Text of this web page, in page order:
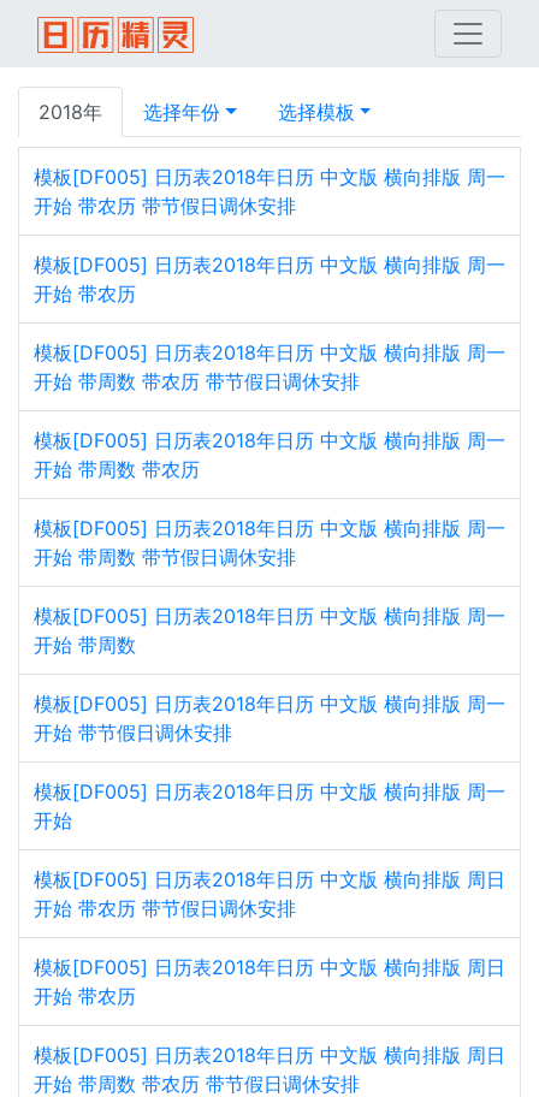
2018年 选择年份 选择模板
模板[DF005] 日历表2018年日历 中文版 横向排版 周一
开始 带农历 带节假日调休安排
模板[DF005] 日历表2018年日历 中文版 横向排版 周一
开始 带农历
模板[DF005] 日历表2018年日历 中文版 横向排版 周一
开始 带周数 带农历 带节假日调休安排
模板[DF005] 日历表2018年日历 中文版 横向排版 周一
开始 带周数 带农历
模板[DF005] 日历表2018年日历 中文版 横向排版 周一
开始 带周数 带节假日调休安排
模板[DF005] 日历表2018年日历 中文版 横向排版 周一
开始 带周数
模板[DF005] 日历表2018年日历 中文版 横向排版 周一
开始 带节假日调休安排
模板[DF005] 日历表2018年日历 中文版 横向排版 周一
开始
模板[DF005] 日历表2018年日历 中文版 横向排版 周日
开始 带农历 带节假日调休安排
模板[DF005] 日历表2018年日历 中文版 横向排版 周日
开始 带农历
模板[DF005] 日历表2018年日历 中文版 横向排版 周日
开始 带周数 带农历 带节假日调休安排